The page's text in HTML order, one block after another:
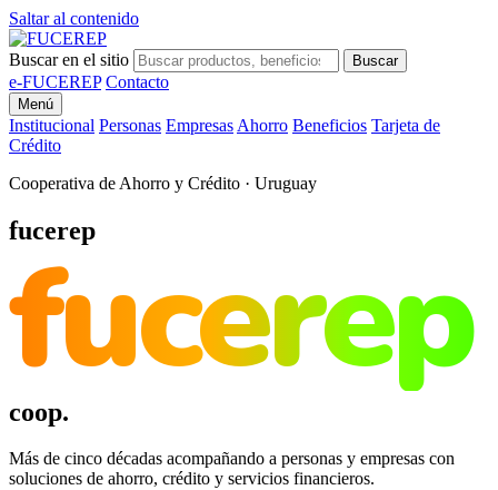
Saltar al contenido
Buscar en el sitio Buscar
e-FUCEREP Contacto
Menú
Institucional Personas Empresas Ahorro Beneficios Tarjeta de
Crédito
Cooperativa de Ahorro y Crédito · Uruguay
fucerep
fucerep
coop.
Más de cinco décadas acompañando a personas y empresas con
soluciones de ahorro, crédito y servicios financieros.